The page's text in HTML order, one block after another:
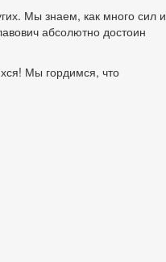
Мы знаем, как много сил и
абсолютно достоин
Мы гордимся, что